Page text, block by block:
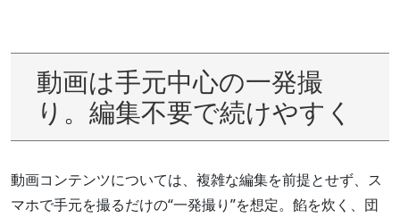
動画は手元中心の一発撮
り。編集不要で続けやすく
動画コンテンツについては、複雑な編集を前提とせず、ス
マホで手元を撮るだけの“一発撮り”を想定。餡を炊く、団